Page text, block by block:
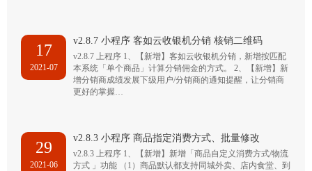
17
2021-07
v2.8.7 小程序 客如云收银机分销 核销二维码
v2.8.7 上程序 1、【新增】客如云收银机分销，新增按匹配
本系统「单个商品」计算分销佣金的方式。 2、【新增】新
增分销商成绩发展下级用户/分销商的通知提醒，让分销商
更好的掌握…
29
2021-06
v2.8.3 小程序 商品指定消费方式、批量修改
v2.8.3 上程序 1、【新增】新增「商品自定义消费方式/物流
方式 」功能 （1）商品默认都支持同城外卖、店内食堂、到